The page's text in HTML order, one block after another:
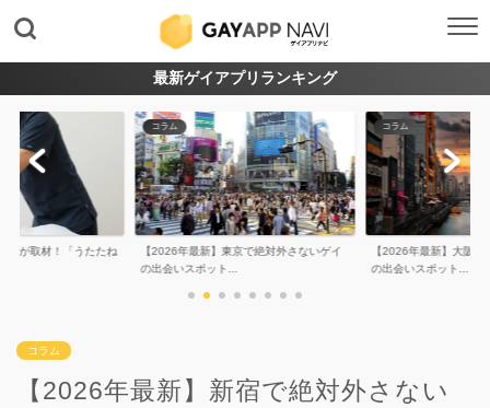
最新ゲイアプリランキング
で絶対外さないゲイ
コラム
【2026年最新】大阪で絶対外さないゲイ
の出会いスポット...
コラム
【2026年最新】愛知
ないゲイの出会い...
コラム
【2026年最新】新宿で絶対外さない